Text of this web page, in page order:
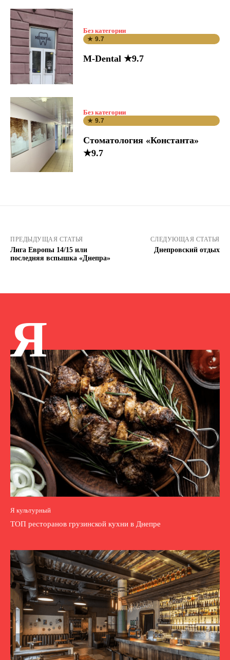
Без категории
★ 9.7
M-Dental ★9.7
Без категории
★ 9.7
Стоматология «Константа»
★9.7
ПРЕДЫДУЩАЯ СТАТЬЯ
Лига Европы 14/15 или
последняя вспышка «Днепра»
СЛЕДУЮЩАЯ СТАТЬЯ
Днепровский отдых
Я
Я культурный
ТОП ресторанов грузинской кухни в Днепре